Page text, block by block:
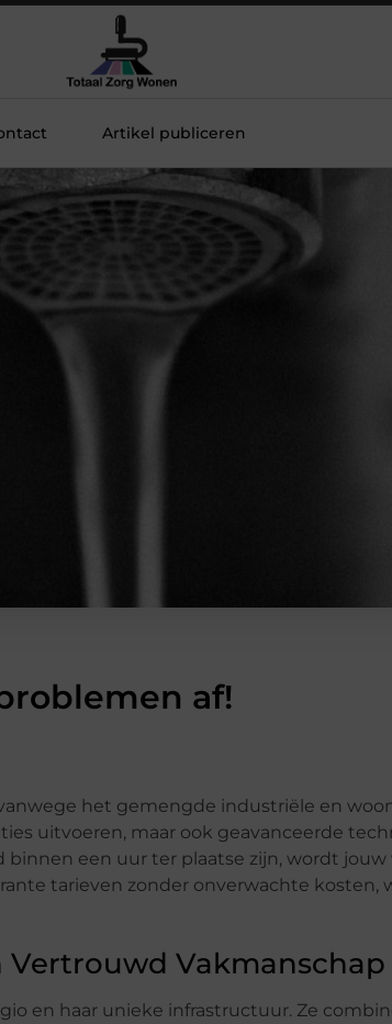
Artikel publiceren
af!
het gemengde industriële en
uitvoeren, maar ook geavanceerde
een uur ter plaatse zijn, wordt jouw
tarieven zonder onverwachte kosten,
Vertrouwd Vakmanschap
en haar unieke infrastructuur. Ze